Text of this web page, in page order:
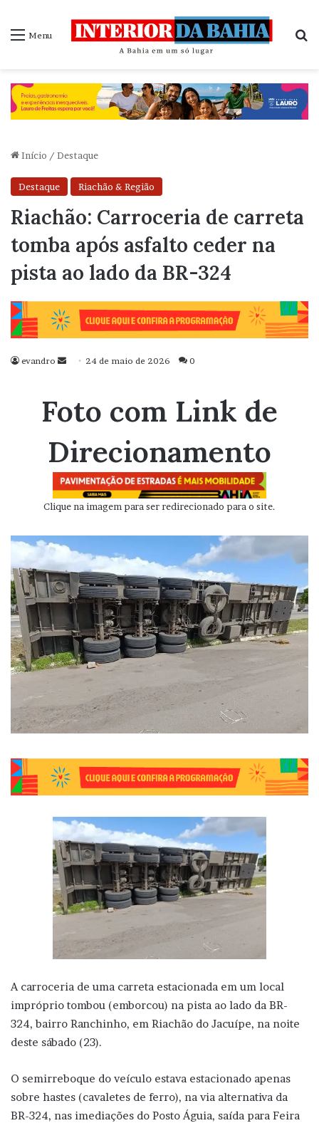
Menu
Início / Destaque
Destaque Riachão & Região
Riachão: Carroceria de carreta
tomba após asfalto ceder na
pista ao lado da BR-324
evandro
Mande
mail
24 de maio de 2026 0
Foto com Link de
Direcionamento
Clique na imagem para ser redirecionado para o site.
A carroceria de uma carreta estacionada em um local
impróprio tombou (emborcou) na pista ao lado da BR-
324, bairro Ranchinho, em Riachão do Jacuípe, na noite
deste sábado (23).
O semirreboque do veículo estava estacionado apenas
sobre hastes (cavaletes de ferro), na via alternativa da
BR-324, nas imediações do Posto Águia, saída para Feira